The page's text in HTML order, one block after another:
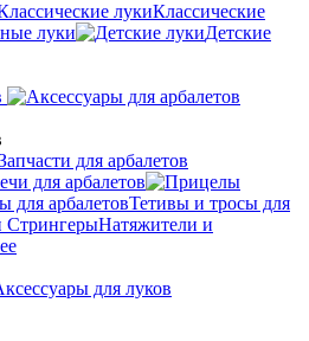
Классические
луки
Детские
для арбалетов
для арбалетов
Тетивы и тросы для
Натяжители и